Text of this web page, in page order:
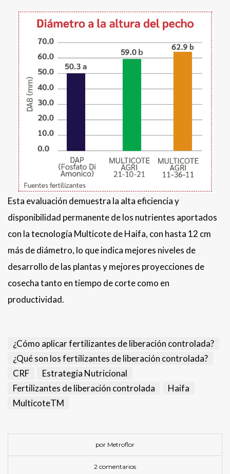
Esta evaluación demuestra la alta eficiencia y
disponibilidad permanente de los nutrientes aportados
con la tecnología Multicote de Haifa, con hasta 12 cm
más de diámetro, lo que indica mejores niveles de
desarrollo de las plantas y mejores proyecciones de
cosecha tanto en tiempo de corte como en
productividad.
¿Cómo aplicar fertilizantes de liberación controlada?
¿Qué son los fertilizantes de liberación controlada?
CRF
Estrategia Nutricional
Fertilizantes de liberación controlada
Haifa
MulticoteTM
por Metroflor
2 comentarios